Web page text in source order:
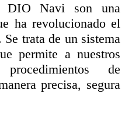
DIO Navi son una
ha revolucionado el
trata de un sistema
permite a nuestros
de
precisa, segura